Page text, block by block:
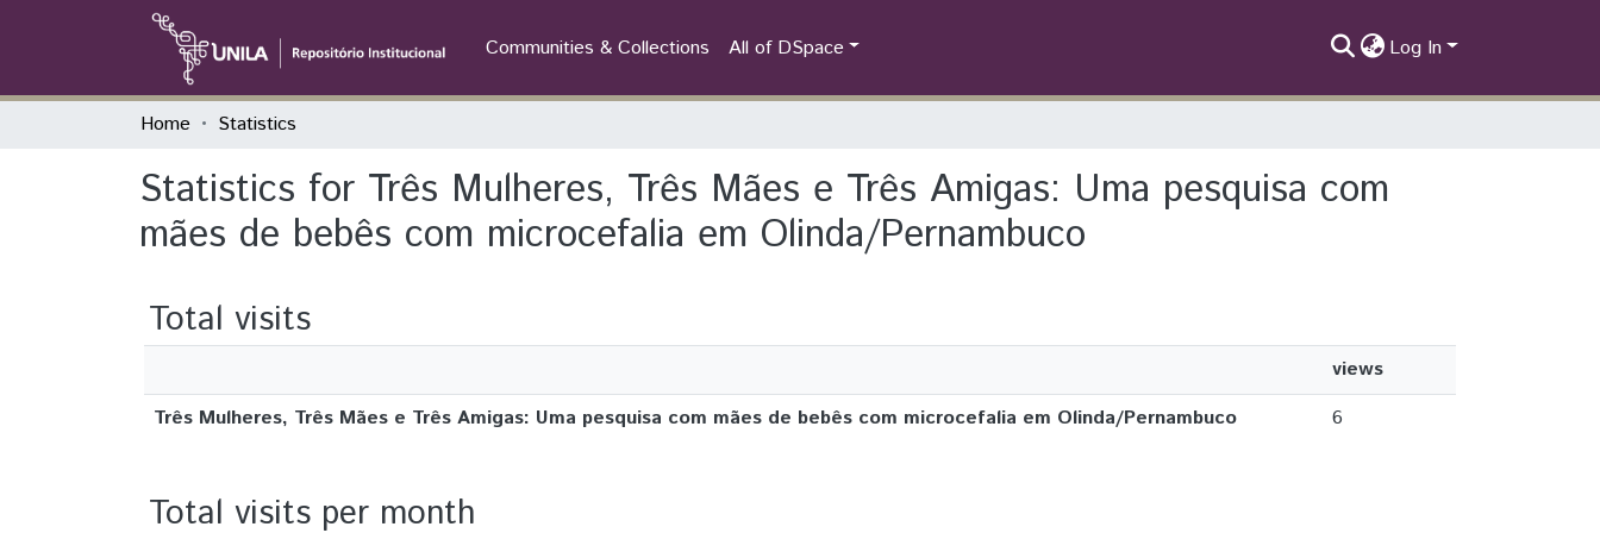
Communities & Collections All of DSpace Log In
Home Statistics
Statistics for Três Mulheres, Três Mães e Três Amigas: Uma pesquisa com
mães de bebês com microcefalia em Olinda/Pernambuco
Total visits
views
Três Mulheres, Três Mães e Três Amigas: Uma pesquisa com mães de bebês com microcefalia em Olinda/Pernambuco
6
Total visits per month